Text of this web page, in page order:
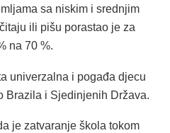
sa niskim i srednjim
ili pišu porastao je za
na 70 %.
univerzalna i pogađa djecu
Brazila i Sjedinjenih Država.
je zatvaranje škola tokom